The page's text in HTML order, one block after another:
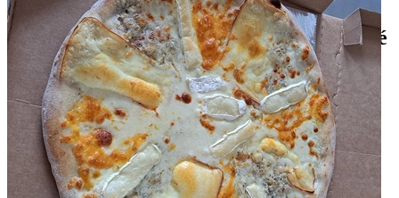
Miroslava Hájka 748/42, Hradec Králové
Fajn Pizza & Burger
Objednat online +420 727 875 075
Sledujte nás na sítích!